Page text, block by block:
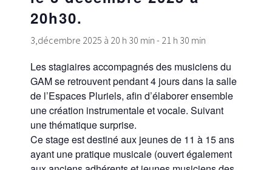
20h30.
3,décembre 2025 à 20 h 30 min - 21 h 30 min
Les stagiaires accompagnés des musiciens du
GAM se retrouvent pendant 4 jours dans la salle
de l’Espaces Pluriels, afin d’élaborer ensemble
une création instrumentale et vocale. Suivant
une thématique surprise.
Ce stage est destiné aux jeunes de 11 à 15 ans
ayant une pratique musicale (ouvert également